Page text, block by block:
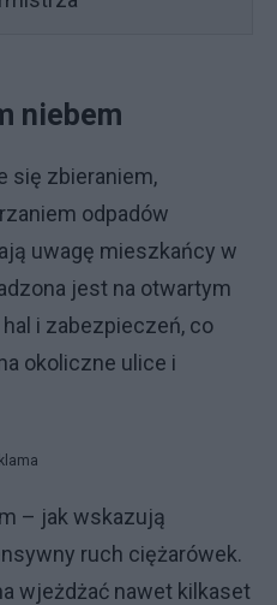
niebem
się zbieraniem,
odpadów
uwagę mieszkańcy w
jest na otwartym
i zabezpieczeń, co
okoliczne ulice i
– jak wskazują
ruch ciężarówek.
wjeżdżać nawet kilkaset